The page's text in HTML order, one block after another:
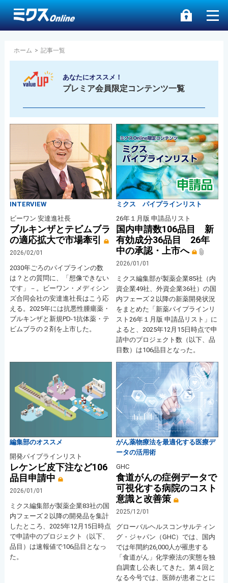
ホーム > 記事一覧
あなたにオススメ！
プレミア会員限定コンテンツ一覧
INTERVIEW
ビーワン 安達進社長
ブルキンザとテビムブラ
の適応拡大で市場牽引
2026/02/01
2030年ごろのパイプラインの数
は？との質問に、「想像できない
です」－。ビーワン・メディシン
ズ合同会社の安達進社長はこう応
える。2025年には抗悪性腫瘍薬・
ブルキンザと新規PD-1抗体薬・テ
ビムブラの２剤を上市した。
ミクス パイプラインリスト
26年１月版 申請品リスト
国内申請数106品目 新
有効成分36品目 26年
中の承認・上市へ
2026/01/01
ミクス編集部が製薬企業85社（内
資企業49社、外資企業36社）の国
内フェーズ２以降の新薬開発状況
をまとめた「新薬パイプラインリ
スト26年１月版 申請品リスト」に
よると、2025年12月15日時点で申
請中のプロジェクト数（以下、品
目数）は106品目となった。
編集部のオススメ
開発パイプラインリスト
レケンビ皮下注など106
品目申請中
2026/01/01
ミクス編集部が製薬企業83社の国
内フェーズ２以降の開発品を集計
したところ、2025年12月15日時点
で申請中のプロジェクト（以下、
品目）は速報値で106品目となっ
た。
がん薬物療法を最適化する医療デ
ータの活用術
GHC
食道がんの症例データで
可視化する病院のコスト
意識と改善策
2025/12/01
グローバルヘルスコンサルティン
グ・ジャパン（GHC）では、国内
では年間約26,000人が罹患する
「食道がん」化学療法の実態を独
自調査し公表してきた。第４回と
なる今号では、医師が患者ごとに